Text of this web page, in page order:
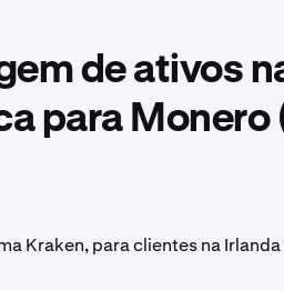
de ativos
para Monero
Kraken, para clientes na Irlanda